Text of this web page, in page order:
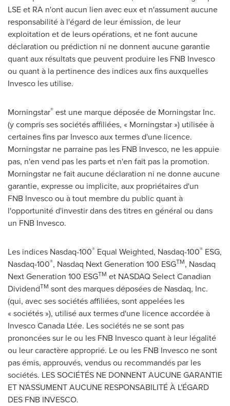
LSE et RA n'ont aucun lien avec eux et n'assument aucune
responsabilité à l'égard de leur émission, de leur
exploitation et de leurs opérations, et ne font aucune
déclaration ou prédiction ni ne donnent aucune garantie
quant aux résultats que peuvent produire les FNB Invesco
ou quant à la pertinence des indices aux fins auxquelles
Invesco les utilise.
Morningstar® est une marque déposée de Morningstar Inc.
(y compris ses sociétés affiliées, « Morningstar ») utilisée à
certaines fins par Invesco aux termes d'une licence.
Morningstar ne parraine pas les FNB Invesco, ne les appuie
pas, n'en vend pas les parts et n'en fait pas la promotion.
Morningstar ne fait aucune déclaration ni ne donne aucune
garantie, expresse ou implicite, aux propriétaires d'un
FNB Invesco ou à tout membre du public quant à
l'opportunité d'investir dans des titres en général ou dans
un FNB Invesco.
Les indices Nasdaq-100® Equal Weighted, Nasdaq-100® ESG,
Nasdaq-100®, Nasdaq Next Generation 100 ESGTM, Nasdaq
Next Generation 100 ESGTM et NASDAQ Select Canadian
DividendTM sont des marques déposées de Nasdaq, Inc.
(qui, avec ses sociétés affiliées, sont appelées les
« sociétés »), utilisé aux termes d'une licence accordée à
Invesco Canada Ltée. Les sociétés ne se sont pas
prononcées sur le ou les FNB Invesco quant à leur légalité
ou leur caractère approprié. Le ou les FNB Invesco ne sont
pas émis, approuvés, vendus ou recommandés par les
sociétés. LES SOCIÉTÉS NE DONNENT AUCUNE GARANTIE
ET N'ASSUMENT AUCUNE RESPONSABILITÉ À L'ÉGARD
DES FNB INVESCO.